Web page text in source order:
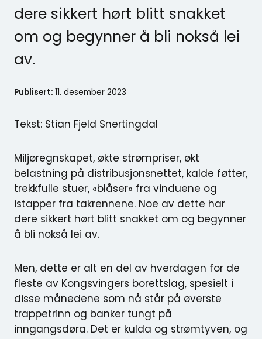
dere sikkert hørt blitt snakket
om og begynner å bli nokså lei
av.
Publisert: 11. desember 2023
Tekst: Stian Fjeld Snertingdal
Miljøregnskapet, økte strømpriser, økt
belastning på distribusjonsnettet, kalde føtter,
trekkfulle stuer, «blåser» fra vinduene og
istapper fra takrennene. Noe av dette har
dere sikkert hørt blitt snakket om og begynner
å bli nokså lei av.
Men, dette er alt en del av hverdagen for de
fleste av Kongsvingers borettslag, spesielt i
disse månedene som nå står på øverste
trappetrinn og banker tungt på
inngangsdøra. Det er kulda og strømtyven, og